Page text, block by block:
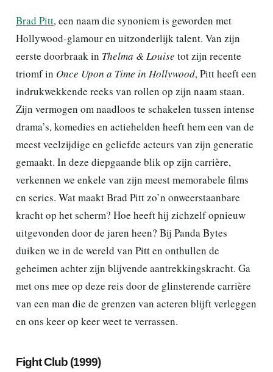
Brad Pitt, een naam die synoniem is geworden met
Hollywood-glamour en uitzonderlijk talent. Van zijn
eerste doorbraak in Thelma & Louise tot zijn recente
triomf in Once Upon a Time in Hollywood, Pitt heeft een
indrukwekkende reeks van rollen op zijn naam staan.
Zijn vermogen om naadloos te schakelen tussen intense
drama’s, komedies en actiehelden heeft hem een van de
meest veelzijdige en geliefde acteurs van zijn generatie
gemaakt. In deze diepgaande blik op zijn carrière,
verkennen we enkele van zijn meest memorabele films
en series. Wat maakt Brad Pitt zo’n onweerstaanbare
kracht op het scherm? Hoe heeft hij zichzelf opnieuw
uitgevonden door de jaren heen? Bij Panda Bytes
duiken we in de wereld van Pitt en onthullen de
geheimen achter zijn blijvende aantrekkingskracht. Ga
met ons mee op deze reis door de glinsterende carrière
van een man die de grenzen van acteren blijft verleggen
en ons keer op keer weet te verrassen.
Fight Club (1999)